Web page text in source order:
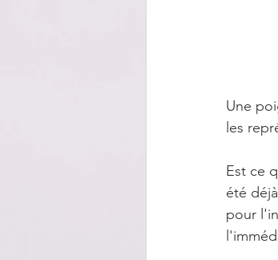
Une
les
Est ce
été
pour